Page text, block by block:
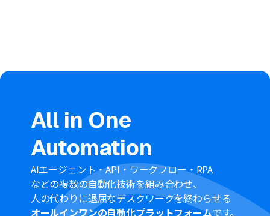
プリ）についてもマイアプリ連携が必要です。
Slack、スマレジ、Bカート、ShopifyとYoomを連携して
ください。
スマレジのマイアプリ連携方法は「
リ登録方法」をご参照ください。
スマレジ、Bカートはミニプラン以上でご利用いただける
アプリとなっております。フリープラン・パーソナルプラ
ンの場合は設定しているフローボットのオペレーション
やデータコネクトはエラーとなりますので、ご注意くださ
All in One
Automation
AIエージェント・API・ワークフロー・RPA
などの複数の自動化技術を組み合わせ、
人の代わりに退屈なデスクワークを終わらせる
オールインワンの自動化プラットフォームです。